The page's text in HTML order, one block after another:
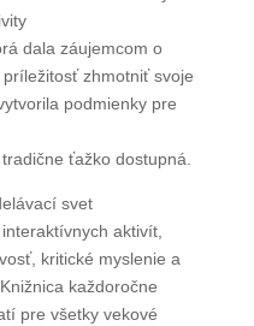
dala záujemcom o
zhmotniť svoje
podmienky pre
ťažko dostupná.
svet
aktivít,
kritické myslenie a
každoročne
pre všetky vekové